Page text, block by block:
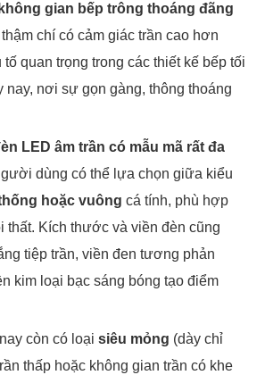
không gian bếp trông thoáng đãng
chí có cảm giác trần cao hơn
quan trọng trong các thiết kế bếp tối
nay, nơi sự gọn gàng, thông thoáng
LED âm trần có mẫu mã rất đa
dùng có thể lựa chọn giữa kiểu
hoặc vuông cá tính, phù hợp
thất. Kích thước và viền đèn cũng
tiệp trần, viền đen tương phản
kim loại bạc sáng bóng tạo điểm
còn có loại siêu mỏng (dày chỉ
thấp hoặc không gian trần có khe